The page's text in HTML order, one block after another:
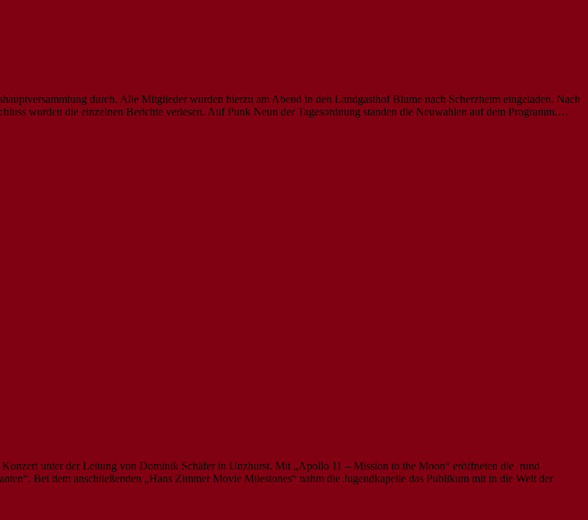
durch. Alle Mitglieder wurden hierzu am Abend in den Landgasthof Blume nach Scherzheim eingeladen. Nach
wurden die einzelnen Berichte verlesen. Auf Punk Neun der Tagesordnung standen die Neuwahlen auf dem Programm.…
unter der Leitung von Dominik Schäfer in Unzhurst. Mit „Apollo 11 – Mission to the Moon“ eröffneten die rund
Bei dem anschließenden „Hans Zimmer Movie Milestones“ nahm die Jugendkapelle das Publikum mit in die Welt der